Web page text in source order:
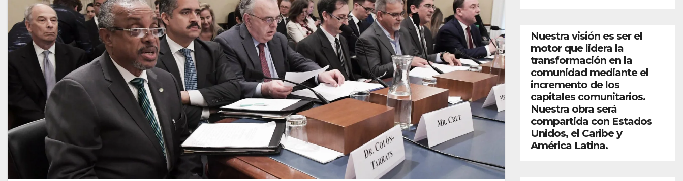
Nuestra visión es ser el
motor que lidera la
transformación en la
comunidad mediante el
incremento de los
capitales comunitarios.
Nuestra obra será
compartida con Estados
Unidos, el Caribe y
América Latina.